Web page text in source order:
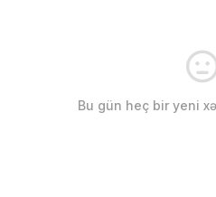
Bu gün heç bir yeni